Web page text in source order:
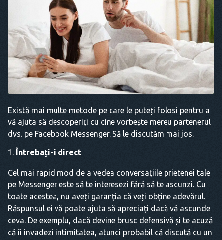
Există mai multe metode pe care le puteți folosi pentru a
vă ajuta să descoperiți cu cine vorbește mereu partenerul
dvs. pe Facebook Messenger. Să le discutăm mai jos.
Întrebați-i direct
Cel mai rapid mod de a vedea conversațiile prietenei tale
pe Messenger este să te interesezi fără să te ascunzi. Cu
toate acestea, nu aveți garanția că veți obține adevărul.
Răspunsul ei vă poate ajuta să apreciați dacă vă ascunde
ceva. De exemplu, dacă devine brusc defensivă și te acuză
că îi invadezi intimitatea, atunci probabil că discută cu un